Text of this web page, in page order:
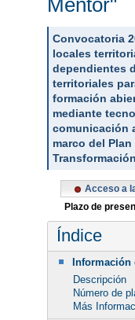
Mentor"
Convocatoria
locales
dependientes
territoriales
formación
mediante
comunicación
marco del
Acceso a
Plazo de
Índice
Información
Descripción
Número de
Más